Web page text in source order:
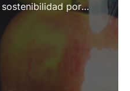
por
Gruppo Fabbri